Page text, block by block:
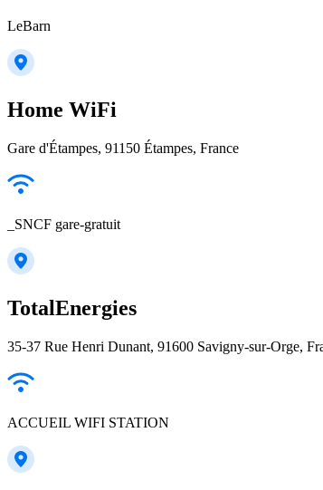
LeBarn
Home WiFi
Gare d'Étampes, 91150 Étampes, France
_SNCF gare-gratuit
TotalEnergies
35-37 Rue Henri Dunant, 91600 Savigny-sur-Orge,
ACCUEIL WIFI STATION